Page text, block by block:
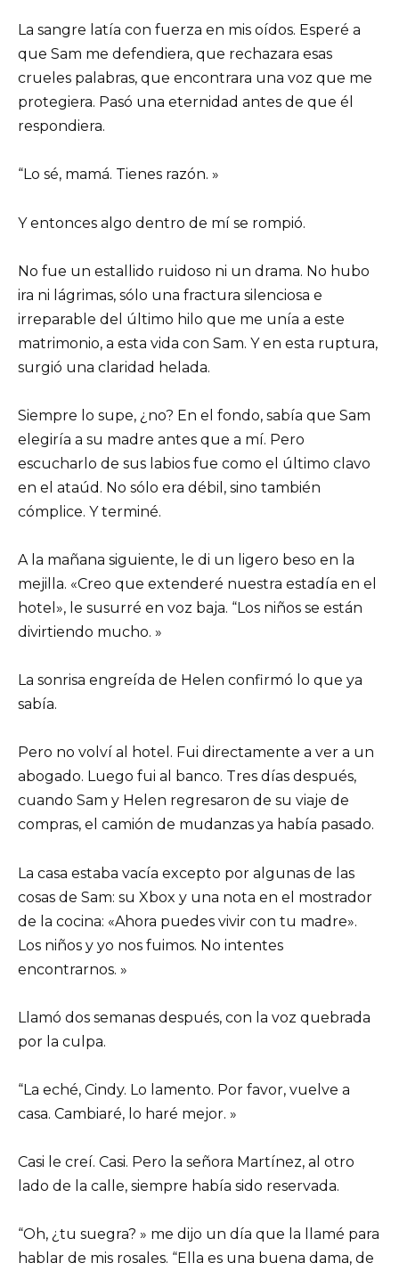
La sangre latía con fuerza en mis oídos. Esperé a
que Sam me defendiera, que rechazara esas
crueles palabras, que encontrara una voz que me
protegiera. Pasó una eternidad antes de que él
respondiera.
“Lo sé, mamá. Tienes razón. »
Y entonces algo dentro de mí se rompió.
No fue un estallido ruidoso ni un drama. No hubo
ira ni lágrimas, sólo una fractura silenciosa e
irreparable del último hilo que me unía a este
matrimonio, a esta vida con Sam. Y en esta ruptura,
surgió una claridad helada.
Siempre lo supe, ¿no? En el fondo, sabía que Sam
elegiría a su madre antes que a mí. Pero
escucharlo de sus labios fue como el último clavo
en el ataúd. No sólo era débil, sino también
cómplice. Y terminé.
A la mañana siguiente, le di un ligero beso en la
mejilla. «Creo que extenderé nuestra estadía en el
hotel», le susurré en voz baja. “Los niños se están
divirtiendo mucho. »
La sonrisa engreída de Helen confirmó lo que ya
sabía.
Pero no volví al hotel. Fui directamente a ver a un
abogado. Luego fui al banco. Tres días después,
cuando Sam y Helen regresaron de su viaje de
compras, el camión de mudanzas ya había pasado.
La casa estaba vacía excepto por algunas de las
cosas de Sam: su Xbox y una nota en el mostrador
de la cocina: «Ahora puedes vivir con tu madre».
Los niños y yo nos fuimos. No intentes
encontrarnos. »
Llamó dos semanas después, con la voz quebrada
por la culpa.
“La eché, Cindy. Lo lamento. Por favor, vuelve a
casa. Cambiaré, lo haré mejor. »
Casi le creí. Casi. Pero la señora Martínez, al otro
lado de la calle, siempre había sido reservada.
“Oh, ¿tu suegra? » me dijo un día que la llamé para
hablar de mis rosales. “Ella es una buena dama, de